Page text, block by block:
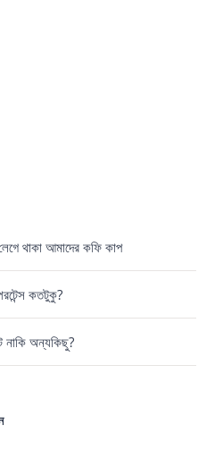
থাকা আমাদের কফি কাপ
কতটুকু?
নাকি অন্যকিছু?